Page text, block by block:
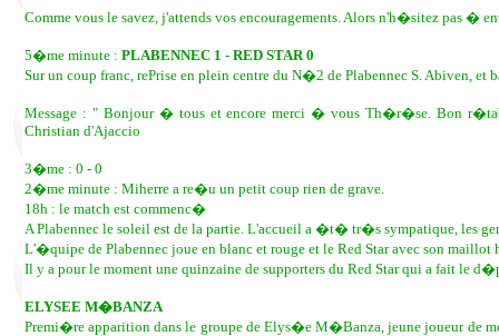
Comme vous le savez, j'attends vos encouragements. Alors n'h�sitez pas �
5�me minute : PLABENNEC 1 - RED STAR 0
Sur un coup franc, rePrise en plein centre du N�2 de Plabennec S. Abiven,
Message : " Bonjour � tous et encore merci � vous Th�r�se. Bon
Christian d'Ajaccio
3�me : 0 - 0
2�me minute : Miherre a re�u un petit coup rien de grave.
18h : le match est commenc�
A Plabennec le soleil est de la partie. L'accueil a �t� tr�s sympatique, les
L'�quipe de Plabennec joue en blanc et rouge et le Red Star avec son
Il y a pour le moment une quinzaine de supporters du Red Star qui a fait le
ELYSEE M�BANZA
Premi�re apparition dans le groupe de Elys�e M�Banza, jeune joueur de